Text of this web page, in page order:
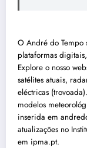
O André do Tempo
plataformas
Explore o nosso
satélites atuais,
eléctricas
modelos
inserida em
atualizações no
em ipma.pt.